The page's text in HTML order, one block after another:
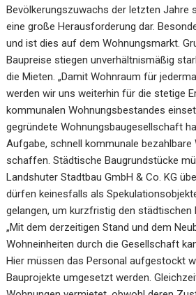
Bevölkerungszuwachs der letzten Jahre
eine große Herausforderung dar.
und ist dies auf dem Wohnungsmarkt.
Baupreise stiegen unverhältnismäßig
die Mieten. „Damit Wohnraum für
werden wir uns weiterhin für die stetige
kommunalen Wohnungsbestandes
gegründete Wohnungsbaugesellschaft
Aufgabe, schnell kommunale bezahlbare
schaffen. Städtische Baugrundstücke
Landshuter Stadtbau GmbH & Co. KG
dürfen keinesfalls als
gelangen, um kurzfristig den städtischen
„Mit dem derzeitigen Stand und dem
Wohneinheiten durch die Gesellschaft
Hier müssen das Personal aufgestockt
Bauprojekte umgesetzt werden.